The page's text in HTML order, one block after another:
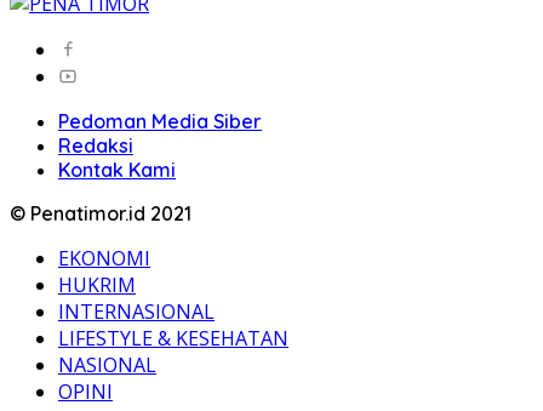
Pedoman Media Siber
Redaksi
Kontak Kami
© Penatimor.id 2021
EKONOMI
HUKRIM
INTERNASIONAL
LIFESTYLE & KESEHATAN
NASIONAL
OPINI